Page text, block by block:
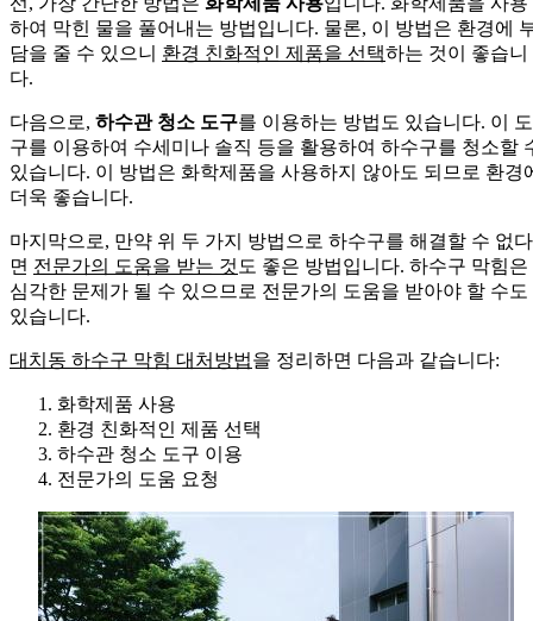
하여 막힌 물을 풀어내는 방법입니다. 물론, 이 방법은 환경에
담을 줄 수 있으니 환경 친화적인 제품을 선택하는 것이 좋습니
다.
다음으로, 하수관 청소 도구를 이용하는 방법도 있습니다. 이 도
구를 이용하여 수세미나 솔직 등을 활용하여 하수구를 청소할
있습니다. 이 방법은 화학제품을 사용하지 않아도 되므로 환경
더욱 좋습니다.
마지막으로, 만약 위 두 가지 방법으로 하수구를 해결할 수 없다
면 전문가의 도움을 받는 것 도 좋은 방법입니다. 하수구 막힘은
심각한 문제가 될 수 있으므로 전문가의 도움을 받아야 할 수도
있습니다.
대치동 하수구 막힘 대처방법을 정리하면 다음과 같습니다:
화학제품 사용
환경 친화적인 제품 선택
하수관 청소 도구 이용
전문가의 도움 요청